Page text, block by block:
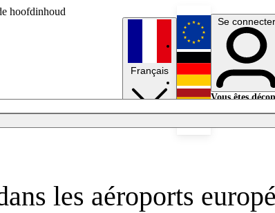
hoofdinhoud
Français
English
Deutsch
Se connecter
Vous êtes
les aéroports